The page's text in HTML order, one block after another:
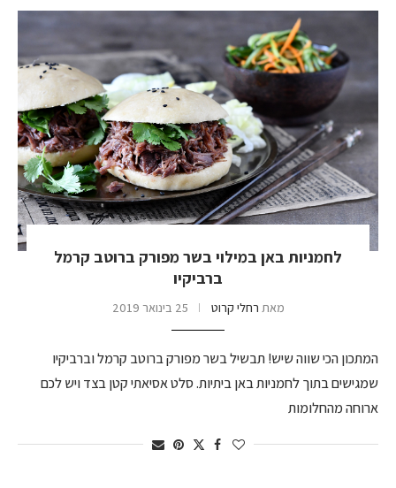
לחמניות באן במילוי בשר מפורק ברוטב קרמל
ברביקיו
מאת רחלי קרוט 25 בינואר 2019
המתכון הכי שווה שיש! תבשיל בשר מפורק ברוטב קרמל וברביקיו
שמגישים בתוך לחמניות באן ביתיות. סלט אסיאתי קטן בצד ויש לכם
ארוחה מהחלומות